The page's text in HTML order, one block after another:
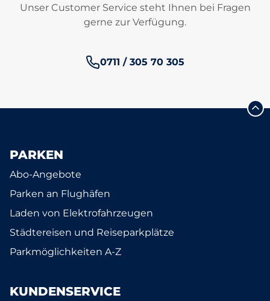
Unser Customer Service steht Ihnen bei Fragen
gerne zur Verfügung.
Telefonnummer:
0711 / 305 70 305
PARKEN
Abo-Angebote
Parken an Flughäfen
Laden von Elektrofahrzeugen
Städtereisen und Reiseparkplätze
Parkmöglichkeiten A-Z
KUNDENSERVICE